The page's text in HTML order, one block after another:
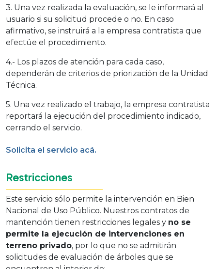
3. Una vez realizada la evaluación, se le informará al
usuario si su solicitud procede o no. En caso
afirmativo, se instruirá a la empresa contratista que
efectúe el procedimiento.
4.- Los plazos de atención para cada caso,
dependerán de criterios de priorización de la Unidad
Técnica.
5. Una vez realizado el trabajo, la empresa contratista
reportará la ejecución del procedimiento indicado,
cerrando el servicio.
Solicita el servicio acá.
Restricciones
Este servicio sólo permite la intervención en Bien
Nacional de Uso Público. Nuestros contratos de
mantención tienen restricciones legales y no se
permite la ejecución de intervenciones en
terreno privado, por lo que no se admitirán
solicitudes de evaluación de árboles que se